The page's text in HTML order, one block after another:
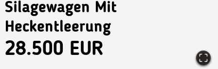
Silagewagen Mit
Heckentleerung
28.500 EUR